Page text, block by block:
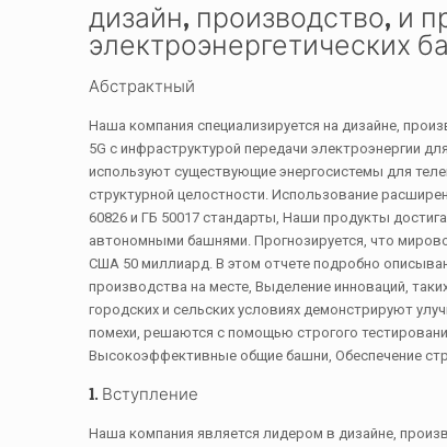
дизайн, производство, и
электроэнергетических
Абстрактный
Наша компания специализируется на дизайне,
5G с инфраструктурой передачи электроэнергии
используют существующие энергосистемы для
структурной целостности. Использование
60826 и ГБ 50017 стандарты, Наши продукты
автономными башнями. Прогнозируется, что
США 50 миллиард. В этом отчете подробно
производства на месте, Выделение инноваций,
городских и сельских условиях демонстрируют
помехи, решаются с помощью строгого
Высокоэффективные общие башни, Обеспечение
1. Вступление
Наша компания является лидером в дизайне,